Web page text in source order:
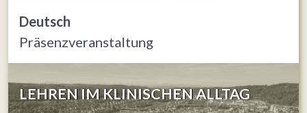
Deutsch
Präsenzveranstaltung
LEHREN IM KLINISCHEN ALLTAG